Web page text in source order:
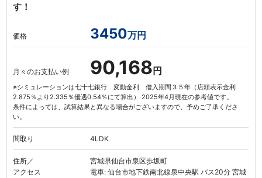
す！
価格 3450万円
月々のお支払い例 90,168 円
※シミュレーションは七十七銀行 変動金利 借入期間３５年（店頭表示金利
2.875％より2.335％優遇0.54％にて算出） 2025年4月現在の参考値です。
条件によっては、試算結果と異なる場合がございますので、予めご了承くださ
い。
間取り 4LDK
住所／
アクセス
宮城県仙台市泉区歩坂町
電車: 仙台市地下鉄南北線泉中央駅 バス20分 宮城